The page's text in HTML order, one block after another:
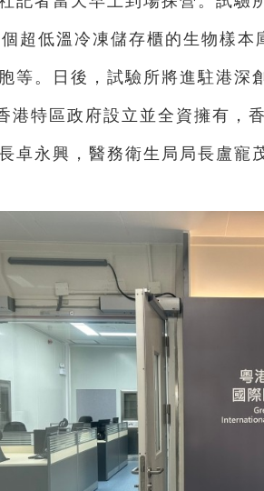
超低溫冷凍儲存櫃的生物樣本
等。日後，試驗所將進駐港深
港特區政府設立並全資擁有，
卓永興，醫務衛生局局長盧寵